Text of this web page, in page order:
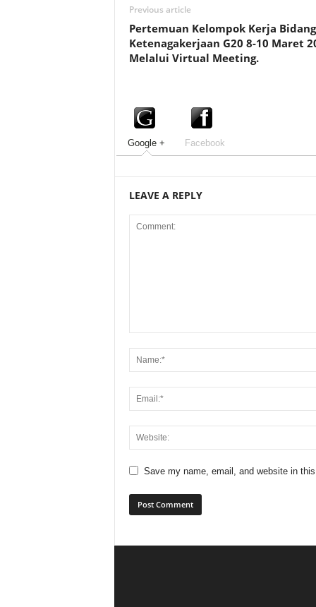
Previous article
Pertemuan Kelompok Kerja Bidang
Ketenagakerjaan G20 8-10 Maret
Melalui Virtual Meeting.
Google + Facebook
LEAVE A REPLY
Save my name, email, and website in